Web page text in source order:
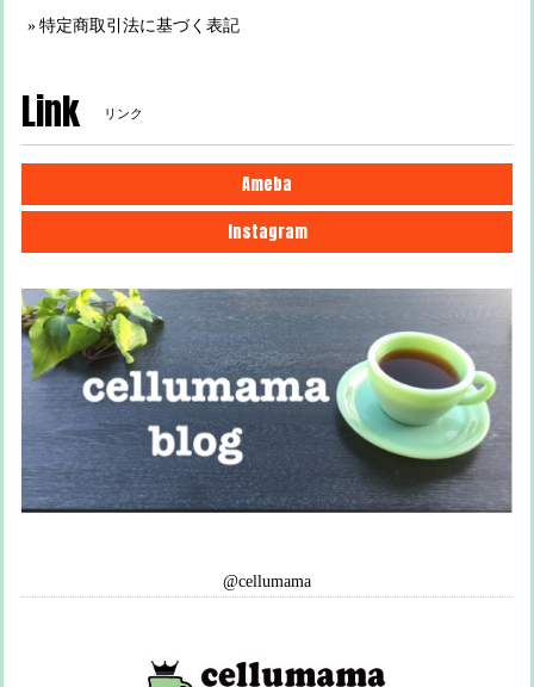
特定商取引法に基づく表記
Link リンク
Ameba
Instagram
@cellumama